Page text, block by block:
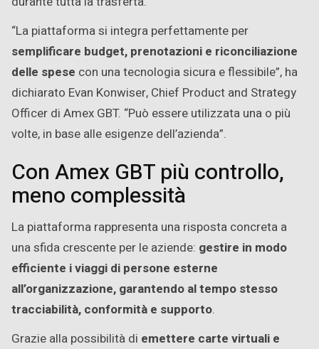
“La piattaforma si integra perfettamente per
semplificare budget, prenotazioni e riconciliazione
delle spese con una tecnologia sicura e flessibile”, ha
dichiarato Evan Konwiser, Chief Product and Strategy
Officer di Amex GBT. “Può essere utilizzata una o più
volte, in base alle esigenze dell’azienda”.
Con Amex GBT più controllo,
meno complessità
La piattaforma rappresenta una risposta concreta a
una sfida crescente per le aziende: gestire in modo
efficiente i viaggi di persone esterne
all’organizzazione, garantendo al tempo stesso
tracciabilità, conformità e supporto.
Grazie alla possibilità di emettere carte virtuali e